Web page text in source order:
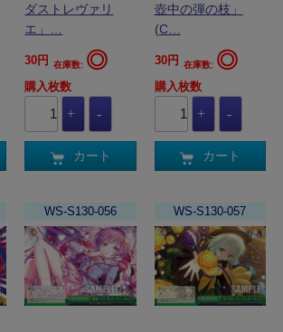
ダストレヴァリ
エ」…
30円 在庫数: ◎
購入枚数
カート
壺中の弾の枝」
(C…
30円 在庫数: ◎
購入枚数
カート
WS-S130-056 WS-S130-057